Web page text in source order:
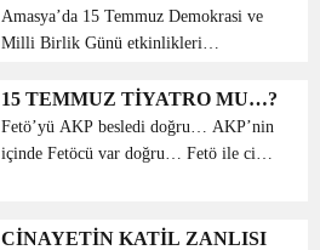
Amasya’da 15 Temmuz Demokrasi ve
Milli Birlik Günü etkinlikleri
Milli İrade Yürüyüşü yapıldı. İstasyon
Köprü’den başlayan yürüyüş Yavuz
Selim Meydanı̵...
15 TEMMUZ TİYATRO MU…?
Fetö’yü AKP besledi doğru… AKP’nin
içinde Fetöcü var doğru… Fetö ile ciddi
iftiracı, zalim, kalleş, sinsi ve
CİNAYETİN KATİL ZANLISI